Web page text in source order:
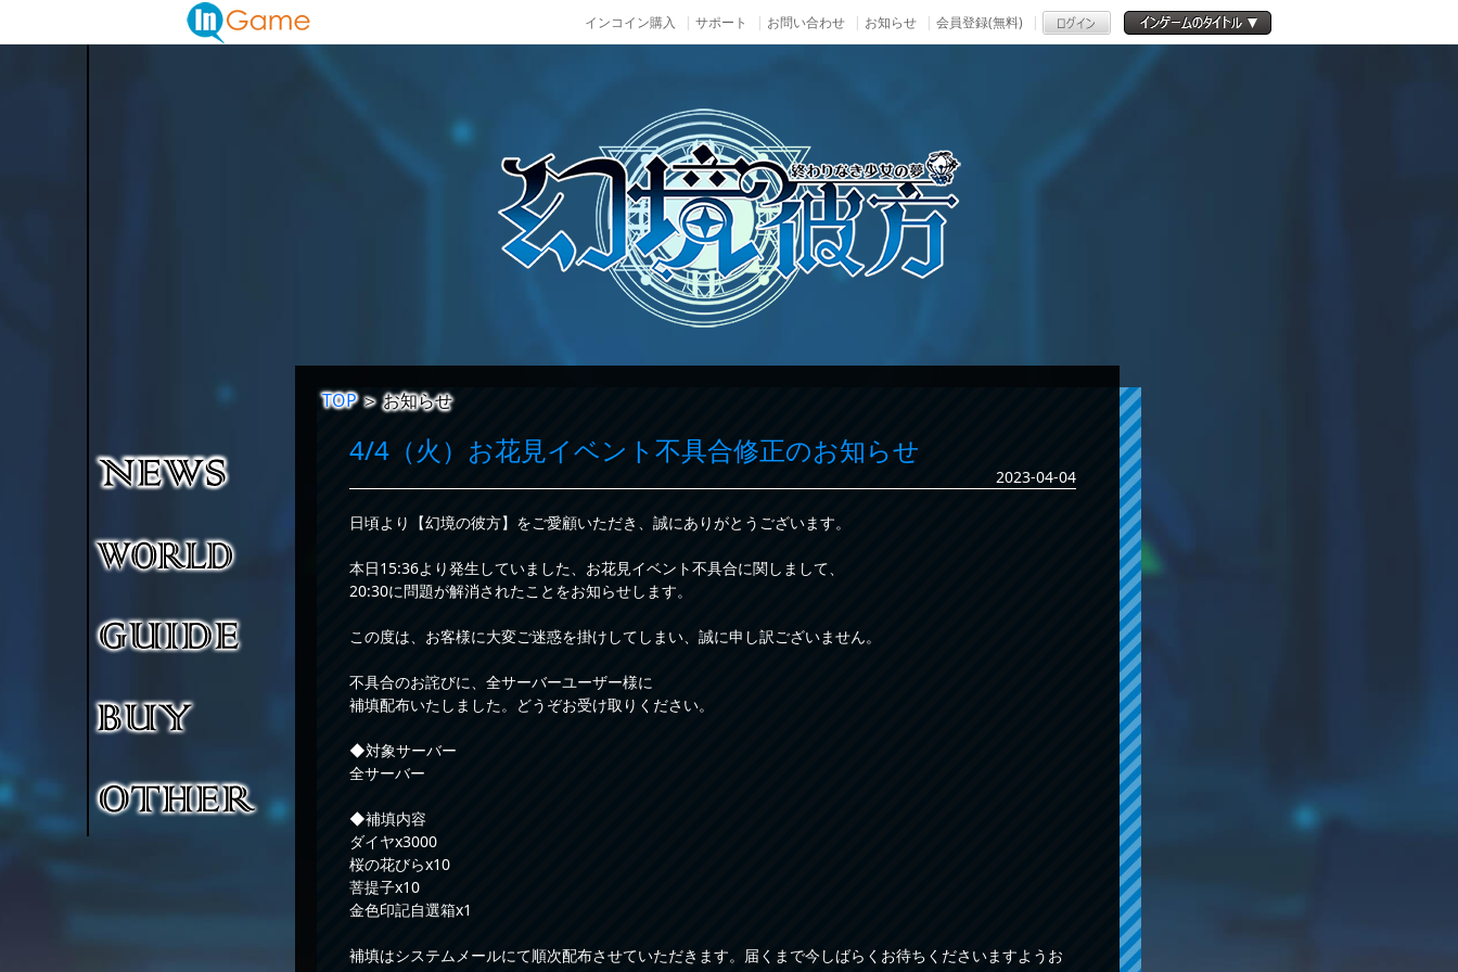
インコイン購入 サポート お問い合わせ お知らせ 会員登録(無料)
TOP＞お知らせ
4/4（火）お花見イベント不具合修正のお知らせ
2023-04-04
日頃より【幻境の彼方】をご愛顧いただき、誠にありがとうございます。
本日15:36より発生していました、お花見イベント不具合に関しまして、
20:30に問題が解消されたことをお知らせします。
この度は、お客様に大変ご迷惑を掛けしてしまい、誠に申し訳ございません。
不具合のお詫びに、全サーバーユーザー様に
補填配布いたしました。どうぞお受け取りください。
◆対象サーバー
全サーバー
◆補填内容
ダイヤx3000
桜の花びらx10
菩提子x10
金色印記自選箱x1
補填はシステムメールにて順次配布させていただきます。届くまで今しばらくお待ちくださいますようお